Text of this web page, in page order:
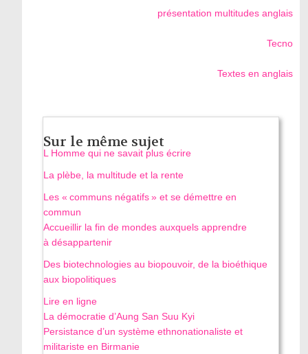
présentation multitudes anglais
Tecno
Textes en anglais
Sur le même sujet
L Homme qui ne savait plus écrire
La plèbe, la multitude et la rente
Les « communs négatifs » et se démettre en
commun
Accueillir la fin de mondes auxquels apprendre
à désappartenir
Des biotechnologies au biopouvoir, de la bioéthique
aux biopolitiques
Lire en ligne
La démocratie d’Aung San Suu Kyi
Persistance d’un système ethnonationaliste et
militariste en Birmanie